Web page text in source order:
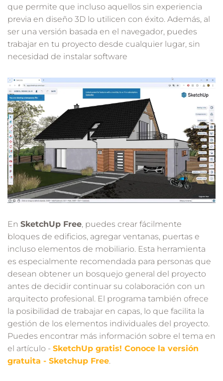
que permite que incluso aquellos sin experiencia
previa en diseño 3D lo utilicen con éxito. Además, al
ser una versión basada en el navegador, puedes
trabajar en tu proyecto desde cualquier lugar, sin
necesidad de instalar software
En SketchUp Free, puedes crear fácilmente
bloques de edificios, agregar ventanas, puertas e
incluso elementos de mobiliario. Esta herramienta
es especialmente recomendada para personas que
desean obtener un bosquejo general del proyecto
antes de decidir continuar su colaboración con un
arquitecto profesional. El programa también ofrece
la posibilidad de trabajar en capas, lo que facilita la
gestión de los elementos individuales del proyecto.
Puedes encontrar más información sobre el tema en
el artículo - SketchUp gratis! Conoce la versión
gratuita - Sketchup Free.